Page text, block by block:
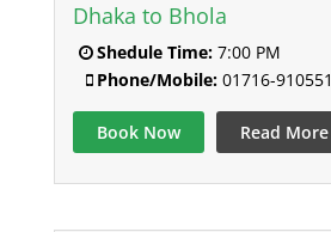
Dhaka to Bhola
Shedule Time:7:00 PM
Phone/Mobile:01716-910551
Book Now Read More